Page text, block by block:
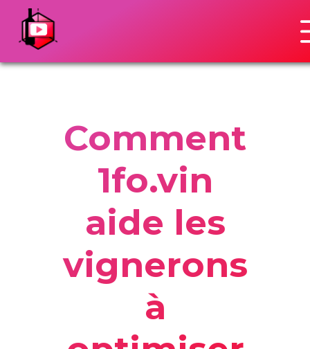
Related Posts
Comment
1fo.vin
aide les
vignerons
à